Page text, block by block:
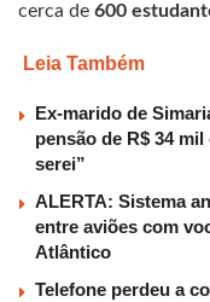
cerca de 600
Leia Também
Ex-marido de
pensão de R$ 34
serei”
ALERTA: Sistema
entre aviões com
Atlântico
Telefone perdeu a